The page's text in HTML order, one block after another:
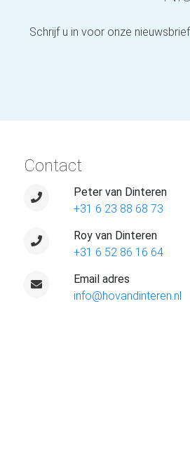
Schrijf u in voor onze
Contact
Peter van Dinteren
+31 6 23 88 68 73
Roy van Dinteren
+31 6 52 86 16 64
Email adres
info@hovandinteren.nl